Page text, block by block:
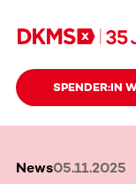
SPENDER:IN
News05.11.2025